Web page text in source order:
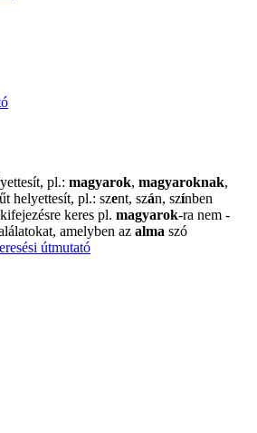
pl.: magyarok, magyaroknak,
helyettesít, pl.: szent, szán, színben
keres pl. magyarok-ra nem -
amelyben az alma szó
útmutató